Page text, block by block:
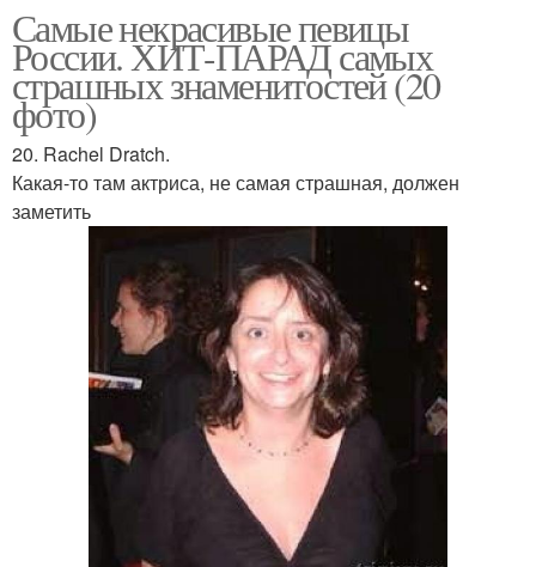
Самые некрасивые певицы
России. ХИТ-ПАРАД самых
страшных знаменитостей (20
фото)
20. Rachel Dratch.
Какая-то там актриса, не самая страшная, должен
заметить